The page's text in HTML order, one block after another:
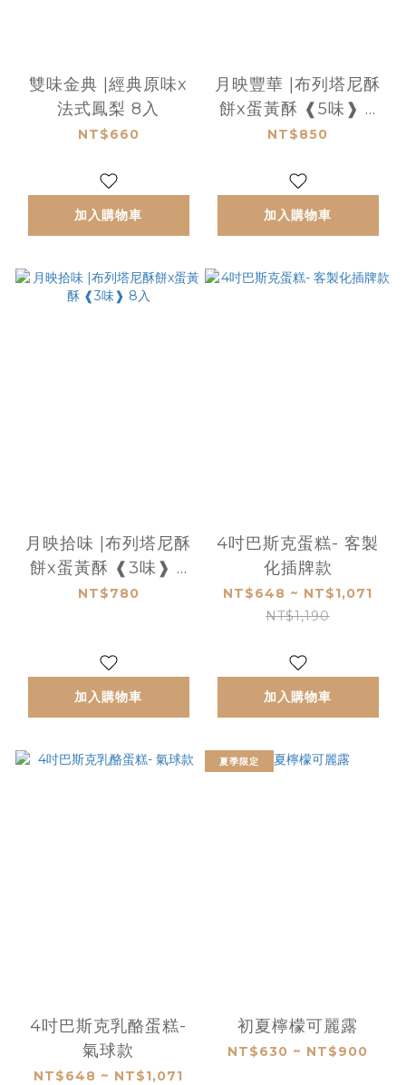
雙味金典 |經典原味x
法式鳳梨 8入
NT$660
加入購物車
月映豐華 |布列塔尼酥
餅x蛋黃酥 ❰5味❱ 8
入
NT$850
加入購物車
月映拾味 |布列塔尼酥
餅x蛋黃酥 ❰3味❱ 8
入
NT$780
加入購物車
4吋巴斯克蛋糕- 客製
化插牌款
NT$648 ~ NT$1,071
NT$1,190
加入購物車
4吋巴斯克乳酪蛋糕-
氣球款
NT$648 ~ NT$1,071
夏季限定
初夏檸檬可麗露
NT$630 ~ NT$900